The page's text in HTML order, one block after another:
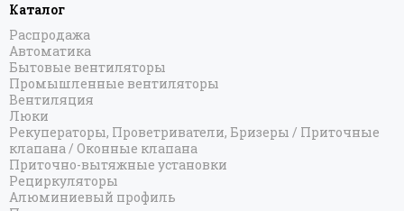
Каталог
Распродажа
Автоматика
Бытовые вентиляторы
Промышленные вентиляторы
Вентиляция
Люки
Рекуператоры, Проветриватели, Бризеры / Приточные
клапана / Оконные клапана
Приточно-вытяжные установки
Рециркуляторы
Алюминиевый профиль